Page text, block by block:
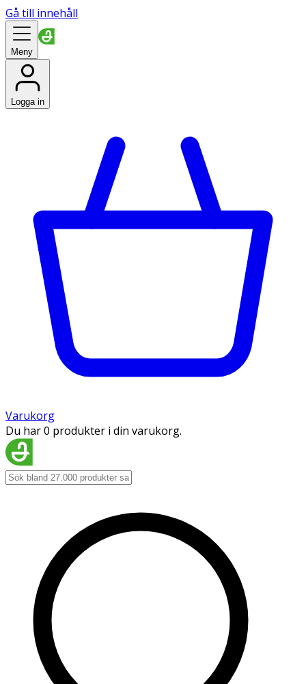
Gå till innehåll
Meny
Logga in
Varukorg
Du har 0 produkter i din varukorg.